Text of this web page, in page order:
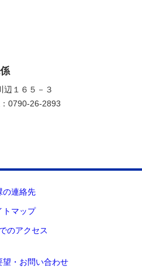
辺１６５－３
0790-26-2893
の連絡先
トマップ
のアクセス
望・お問い合わせ